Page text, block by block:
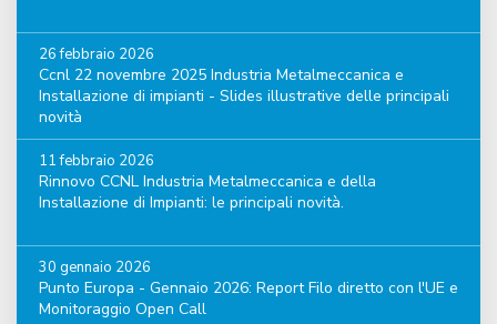
26 febbraio 2026
Ccnl 22 novembre 2025 Industria Metalmeccanica e
Installazione di impianti - Slides illustrative delle principali
novità
11 febbraio 2026
Rinnovo CCNL Industria Metalmeccanica e della
Installazione di Impianti: le principali novità.
30 gennaio 2026
Punto Europa - Gennaio 2026: Report Filo diretto con l'UE e
Monitoraggio Open Call